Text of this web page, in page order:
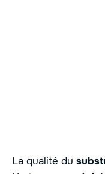
La qualité du